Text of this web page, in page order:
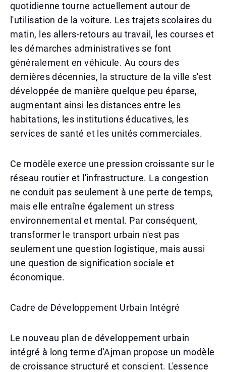
quotidienne tourne actuellement autour de
l'utilisation de la voiture. Les trajets scolaires du
matin, les allers-retours au travail, les courses et
les démarches administratives se font
généralement en véhicule. Au cours des
dernières décennies, la structure de la ville s'est
développée de manière quelque peu éparse,
augmentant ainsi les distances entre les
habitations, les institutions éducatives, les
services de santé et les unités commerciales.
Ce modèle exerce une pression croissante sur le
réseau routier et l'infrastructure. La congestion
ne conduit pas seulement à une perte de temps,
mais elle entraîne également un stress
environnemental et mental. Par conséquent,
transformer le transport urbain n'est pas
seulement une question logistique, mais aussi
une question de signification sociale et
économique.
Cadre de Développement Urbain Intégré
Le nouveau plan de développement urbain
intégré à long terme d'Ajman propose un modèle
de croissance structuré et conscient. L'essence